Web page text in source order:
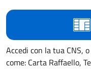
Accedi con la tua CNS,
come: Carta Raffaello,